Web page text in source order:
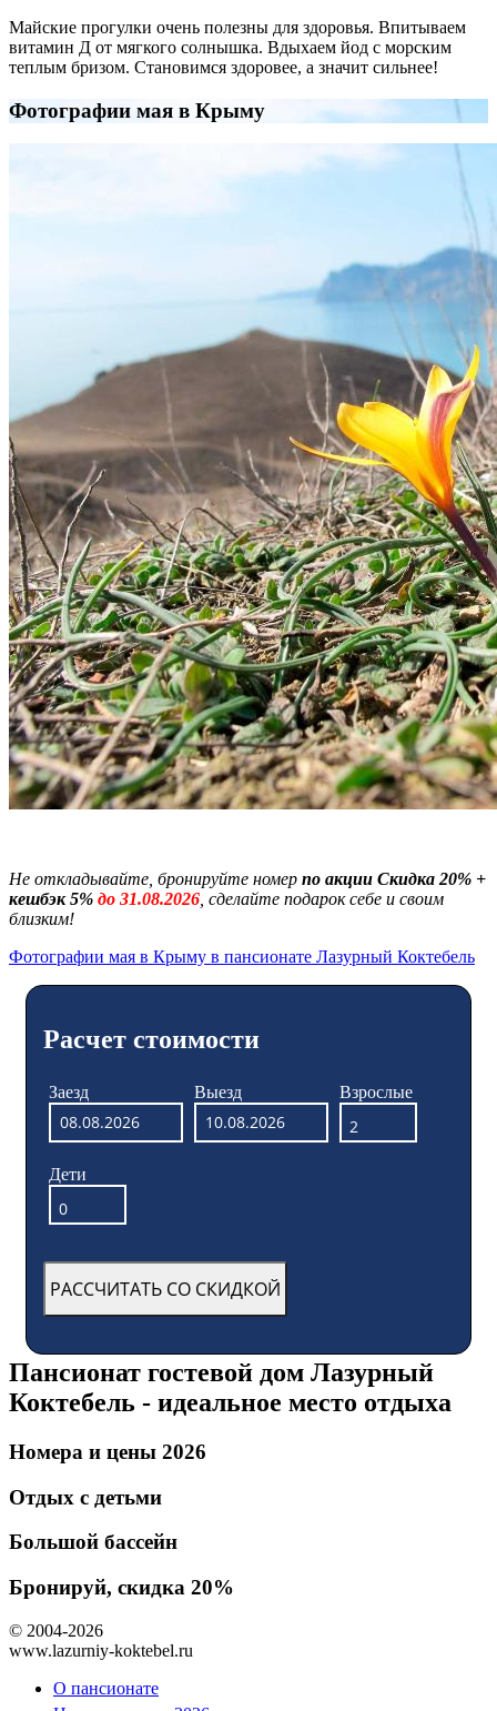
Майские прогулки очень полезны для здоровья. Впитываем
витамин Д от мягкого солнышка. Вдыхаем йод с морским
теплым бризом. Становимся здоровее, а значит сильнее!
Фотографии мая в Крыму
Не откладывайте, бронируйте номер по акции Скидка 20% +
кешбэк 5% до 31.08.2026 , сделайте подарок себе и своим
близким!
Фотографии мая в Крыму в пансионате Лазурный Коктебель
Расчет стоимости
Заезд Выезд Взрослые
Дети
Пансионат гостевой дом Лазурный
Коктебель - идеальное место отдыха
Номера и цены 2026
Отдых с детьми
Большой бассейн
Бронируй, скидка 20%
© 2004-2026
www.lazurniy-koktebel.ru
О пансионате